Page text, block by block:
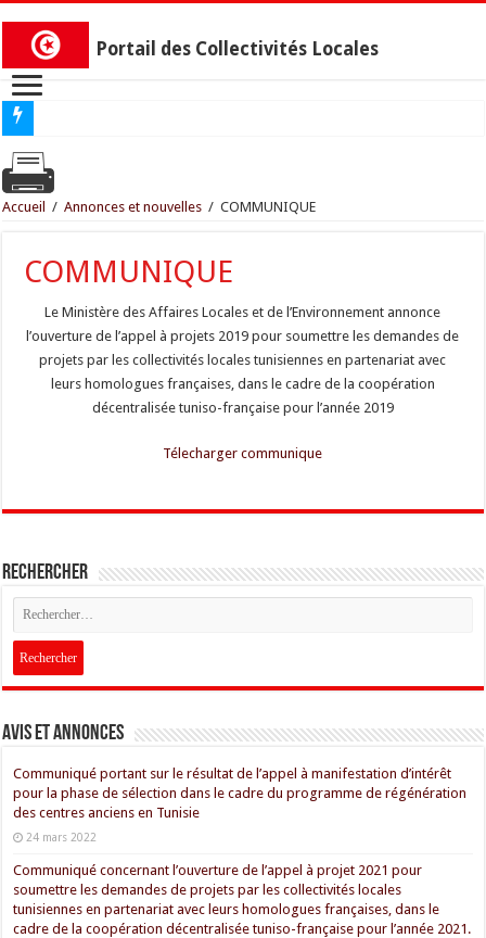
Portail des Collectivités Locales
Les résultats définitifs de l’Evaluation des Performances des municipalités au
Accueil / Annonces et nouvelles / COMMUNIQUE
COMMUNIQUE
Le Ministère des Affaires Locales et de l’Environnement annonce
l’ouverture de l’appel à projets 2019 pour soumettre les demandes de
projets par les collectivités locales tunisiennes en partenariat avec
leurs homologues françaises, dans le cadre de la coopération
décentralisée tuniso-française pour l’année 2019
Télecharger communique
Rechercher
Avis et Annonces
Communiqué portant sur le résultat de l’appel à manifestation d’intérêt
pour la phase de sélection dans le cadre du programme de régénération
des centres anciens en Tunisie
24 mars 2022
Communiqué concernant l’ouverture de l’appel à projet 2021 pour
soumettre les demandes de projets par les collectivités locales
tunisiennes en partenariat avec leurs homologues françaises, dans le
cadre de la coopération décentralisée tuniso-française pour l’année 2021.